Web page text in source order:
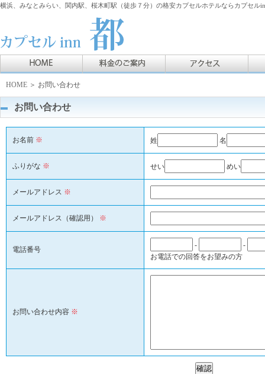
横浜、みなとみらい、関内駅、桜木町駅（徒歩７分）の格安カプセルホテルならカプセル
HOME ＞ お問い合わせ
お問い合わせ
お名前 ※ 姓 名
ふりがな ※ せい めい
メールアドレス ※
メールアドレス（確認用） ※
電話番号
-
-
お電話での回答をお望みの方
お問い合わせ内容 ※